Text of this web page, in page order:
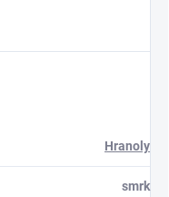
Hranoly
smrk